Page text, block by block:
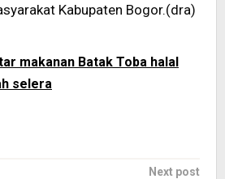
Kabupaten Bogor.(dra)
makanan Batak Toba halal
selera
Next post